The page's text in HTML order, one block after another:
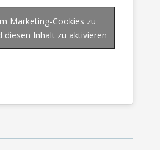
Marketing-Cookies zu
diesen Inhalt zu aktivieren